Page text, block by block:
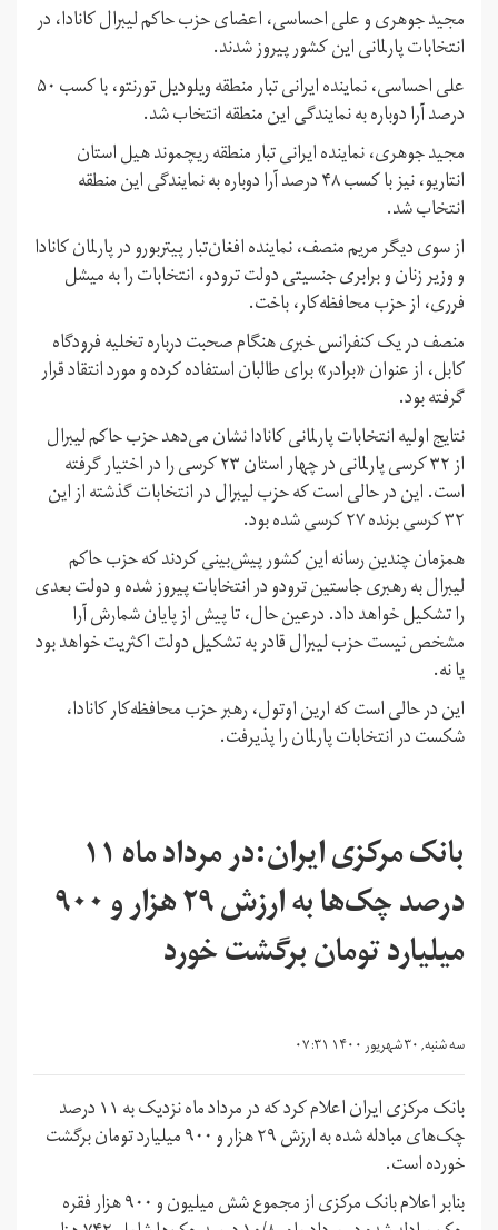
مجید جوهری و علی احساسی، اعضای حزب حاکم لیبرال کانادا، در
انتخابات پارلمانی این کشور پیروز شدند.
علی احساسی، نماینده ایرانی تبار منطقه ویلودیل تورنتو، با کسب ۵۰
درصد آرا دوباره به نمایندگی این منطقه انتخاب شد.
مجید جوهری، نماینده ایرانی تبار منطقه ریچموند هیل استان
انتاریو، نیز با کسب ۴۸ درصد آرا دوباره به نمایندگی این منطقه
انتخاب شد.
از سوی دیگر مریم منصف، نماینده افغان‌‌تبار پیتربورو‌ در پارلمان کانادا
و وزیر زنان و برابری جنسیتی دولت ترودو، انتخابات را به میشل
فرری، از حزب محافظه‌کار، باخت.
منصف در یک کنفرانس خبری هنگام صحبت درباره تخلیه فرودگاه
کابل، از عنوان «برادر» برای طالبان استفاده کرده و مورد انتقاد قرار
گرفته بود.
نتایج اولیه انتخابات پارلمانی کانادا نشان می‌دهد حزب حاکم لیبرال
از ۳۲ کرسی پارلمانی در چهار استان ۲۳ کرسی را در اختیار گرفته
است. این در حالی است که حزب لیبرال در انتخابات گذشته از این
۳۲ کرسی برنده ۲۷ کرسی شده بود.
همزمان چندین رسانه این کشور پیش‌بینی کردند که حزب حاکم
لیبرال به رهبری جاستین ترودو در انتخابات پیروز شده و دولت بعدی
را تشکیل خواهد داد. درعین حال، تا پیش از پایان شمارش آرا
مشخص نیست حزب لیبرال قادر به تشکیل دولت اکثریت خواهد بود
یا نه.
این در حالی است که ارین اوتول، رهبر حزب محافظه‌کار کانادا،
شکست در انتخابات پارلمان را پذیرفت.
بانک مرکزی ایران:در مرداد ماه ۱۱
درصد چک‌ها به ارزش ۲۹ هزار و ۹۰۰
میلیارد تومان برگشت خورد
سه شنبه, ۳۰ شهریور ۱۴۰۰ ۰۷:۳۱
بانک مرکزی ایران اعلام کرد که در مرداد ماه نزدیک به ۱۱ درصد
چک‌های مبادله شده به ارزش ۲۹ هزار و ۹۰۰ میلیارد تومان برگشت
خورده است.
بنابر اعلام بانک مرکزی از مجموع شش میلیون و ۹۰۰ هزار فقره